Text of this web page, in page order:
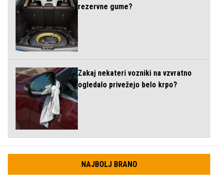
rezervne gume?
Zakaj nekateri vozniki na vzvratno
ogledalo privežejo belo krpo?
NAJBOLJ BRANO